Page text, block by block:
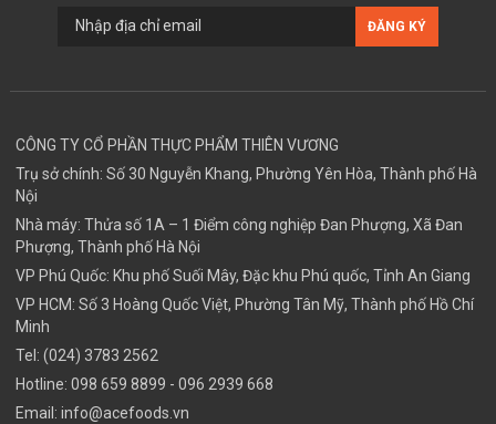
CÔNG TY CỔ PHẦN THỰC PHẨM THIÊN VƯƠNG
Trụ sở chính: Số 30 Nguyễn Khang, Phường Yên Hòa, Thành phố Hà
Nội
Nhà máy: Thửa số 1A – 1 Điểm công nghiệp Đan Phượng, Xã Đan
Phượng, Thành phố Hà Nội
VP Phú Quốc: Khu phố Suối Mây, Đặc khu Phú quốc, Tỉnh An Giang
VP HCM: Số 3 Hoàng Quốc Việt, Phường Tân Mỹ, Thành phố Hồ Chí
Minh
Tel: (024) 3783 2562
Hotline: 098 659 8899 - 096 2939 668
Email: info@acefoods.vn